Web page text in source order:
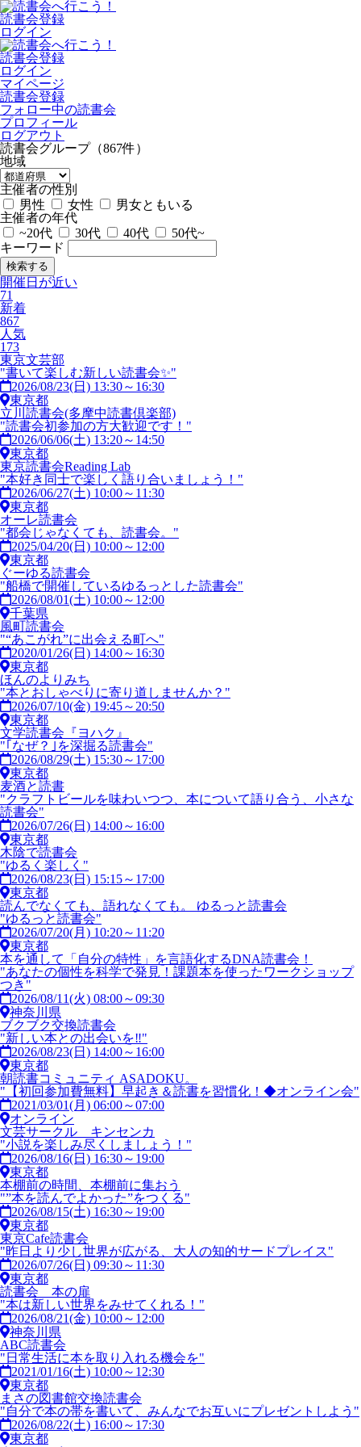
読書会登録
ログイン
読書会登録
ログイン
マイページ
読書会登録
フォロー中の読書会
プロフィール
ログアウト
読書会グループ（867件）
地域
主催者の性別
男性
女性
男女ともいる
主催者の年代
~20代
30代 40代
50代~
キーワード
開催日が近い
71
新着
867
人気
173
東京文芸部
"書いて楽しむ新しい読書会✨"
2026/08/23(日) 13:30～16:30
東京都
立川読書会(多摩中読書倶楽部)
"読書会初参加の方大歓迎です！"
2026/06/06(土) 13:20～14:50
東京都
東京読書会Reading Lab
"本好き同士で楽しく語り合いましょう！"
2026/06/27(土) 10:00～11:30
東京都
オーレ読書会
"都会じゃなくても、読書会。"
2025/04/20(日) 10:00～12:00
東京都
ぐーゆる読書会
"船橋で開催しているゆるっとした読書会"
2026/08/01(土) 10:00～12:00
千葉県
風町読書会
"“あこがれ”に出会える町へ"
2020/01/26(日) 14:00～16:30
東京都
ほんのよりみち
"本とおしゃべりに寄り道しませんか？"
2026/07/10(金) 19:45～20:50
東京都
文学読書会『ヨハク』
"｢なぜ？｣を深掘る読書会"
2026/08/29(土) 15:30～17:00
東京都
麦酒と読書
"クラフトビールを味わいつつ、本について語り合う、小さな
読書会"
2026/07/26(日) 14:00～16:00
東京都
木陰で読書会
"ゆるく楽しく"
2026/08/23(日) 15:15～17:00
東京都
読んでなくても、語れなくても。 ゆるっと読書会
"ゆるっと読書会"
2026/07/20(月) 10:20～11:20
東京都
本を通して「自分の特性」を言語化するDNA読書会！
"あなたの個性を科学で発見！課題本を使ったワークショップ
つき"
2026/08/11(火) 08:00～09:30
神奈川県
ブクブク交換読書会
"新しい本との出会いを‼️"
2026/08/23(日) 14:00～16:00
東京都
朝読書コミュニティ ASADOKU。
"【初回参加費無料】早起き＆読書を習慣化！◆オンライン会"
2021/03/01(月) 06:00～07:00
オンライン
文芸サークル キンセンカ
"小説を楽しみ尽くしましょう！"
2026/08/16(日) 16:30～19:00
東京都
本棚前の時間、本棚前に集おう
"”本を読んでよかった”をつくる"
2026/08/15(土) 16:30～19:00
東京都
東京Cafe読書会
"昨日より少し世界が広がる、大人の知的サードプレイス"
2026/07/26(日) 09:30～11:30
東京都
読書会 本の扉
"本は新しい世界をみせてくれる！"
2026/08/21(金) 10:00～12:00
神奈川県
ABC読書会
"日常生活に本を取り入れる機会を"
2021/01/16(土) 10:00～12:30
東京都
まさの図書館交換読書会
"自分で本の帯を書いて、みんなでお互いにプレゼントしよう"
2026/08/22(土) 16:00～17:30
東京都